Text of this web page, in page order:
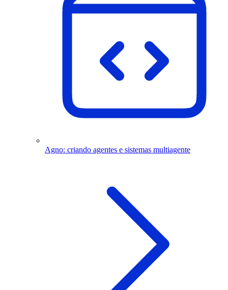
Agno: criando agentes e sistemas multiagente